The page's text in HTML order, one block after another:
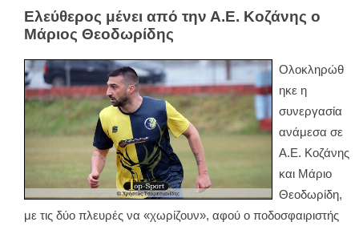
Ελεύθερος μένει από την Α.Ε. Κοζάνης ο
Μάριος Θεοδωρίδης
Ολοκληρώθ
ηκε η
συνεργασία
ανάμεσα σε
Α.Ε. Κοζάνης
και Μάριο
Θεοδωρίδη,
με τις δύο πλευρές να «χωρίζουν», αφού ο ποδοσφαιριστής